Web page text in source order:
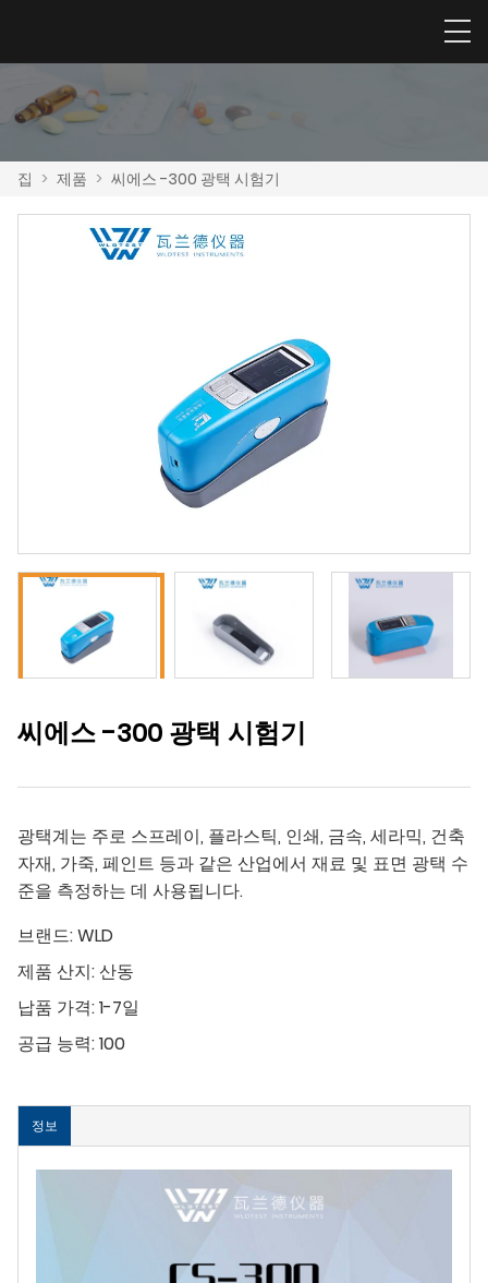
집 > 제품 > 씨에스 -300 광택 시험기
씨에스 -300 광택 시험기
광택계는 주로 스프레이, 플라스틱, 인쇄, 금속, 세라믹, 건축
자재, 가죽, 페인트 등과 같은 산업에서 재료 및 표면 광택 수
준을 측정하는 데 사용됩니다.
브랜드:WLD
제품 산지:산동
납품 가격:1-7일
공급 능력:100
정보